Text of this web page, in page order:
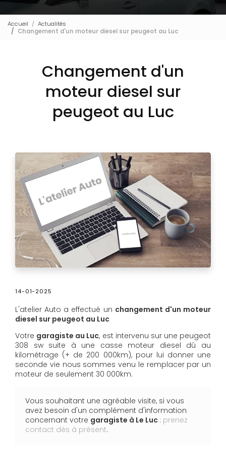
Accueil
Actualités
Changement d'un moteur diesel sur peugeot au Luc
Changement d'un
moteur diesel sur
peugeot au Luc
14-01-2025
L'atelier Auto a effectué un changement d'un moteur
diesel sur peugeot au Luc
Votre garagiste au Luc, est intervenu sur une peugeot
308 sw suite à une casse moteur diesel dû au
kilométrage (+ de 200 000km), pour lui donner une
seconde vie nous sommes venu le remplacer par un
moteur de seulement 30 000km.
Vous souhaitant une agréable visite, si vous
avez besoin d'un complément d'information
concernant votre garagiste à Le Luc : prenez
contact dès à présent.